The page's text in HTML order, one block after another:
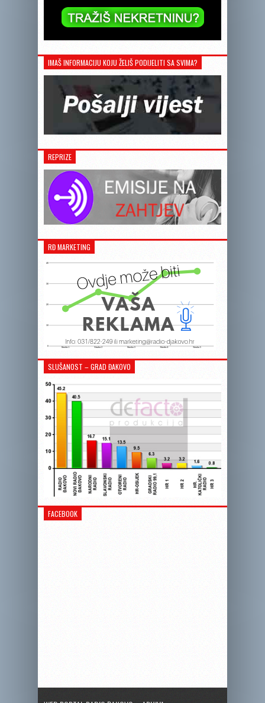
IMAŠ INFORMACIJU KOJU ŽELIŠ PODIJELITI SA SVIMA?
REPRIZE
RĐ MARKETING
SLUŠANOST – GRAD ĐAKOVO
FACEBOOK